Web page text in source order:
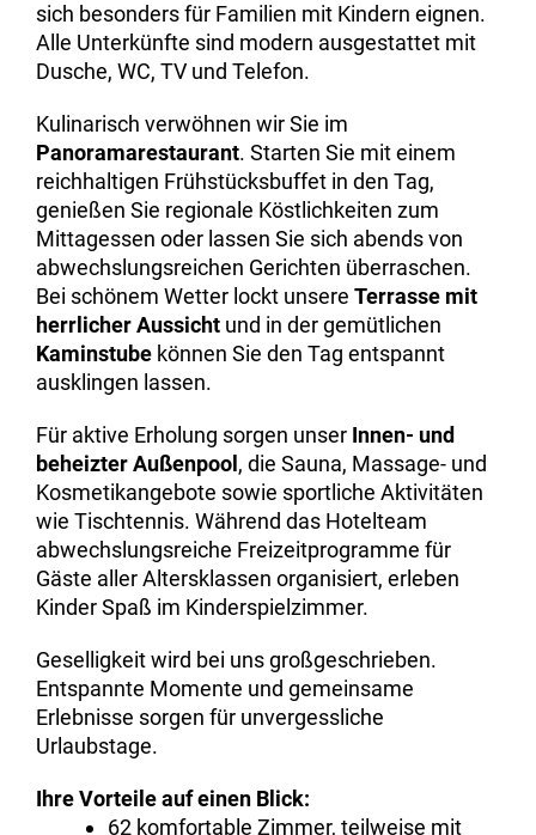
sich besonders für Familien mit Kindern eignen.
Alle Unterkünfte sind modern ausgestattet mit
Dusche, WC, TV und Telefon.
Kulinarisch verwöhnen wir Sie im
Panoramarestaurant. Starten Sie mit einem
reichhaltigen Frühstücksbuffet in den Tag,
genießen Sie regionale Köstlichkeiten zum
Mittagessen oder lassen Sie sich abends von
abwechslungsreichen Gerichten überraschen.
Bei schönem Wetter lockt unsere Terrasse mit
herrlicher Aussicht und in der gemütlichen
Kaminstube können Sie den Tag entspannt
ausklingen lassen.
Für aktive Erholung sorgen unser Innen- und
beheizter Außenpool , die Sauna, Massage- und
Kosmetikangebote sowie sportliche Aktivitäten
wie Tischtennis. Während das Hotelteam
abwechslungsreiche Freizeitprogramme für
Gäste aller Altersklassen organisiert, erleben
Kinder Spaß im Kinderspielzimmer.
Geselligkeit wird bei uns großgeschrieben.
Entspannte Momente und gemeinsame
Erlebnisse sorgen für unvergessliche
Urlaubstage.
Ihre Vorteile auf einen Blick:
62 komfortable Zimmer, teilweise mit